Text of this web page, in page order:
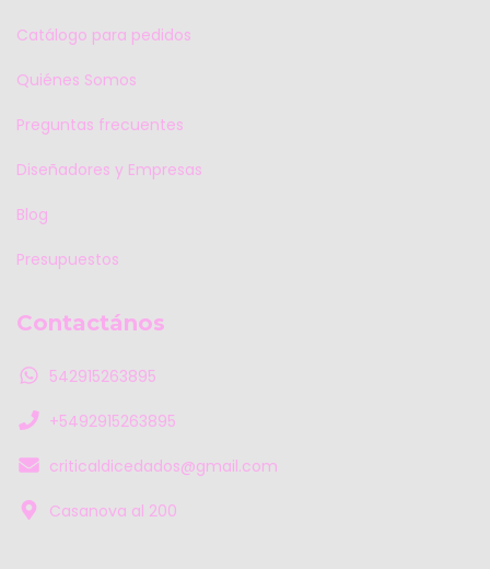
Catálogo para pedidos
Quiénes Somos
Preguntas frecuentes
Diseñadores y Empresas
Blog
Presupuestos
Contactános
542915263895
+5492915263895
criticaldicedados@gmail.com
Casanova al 200